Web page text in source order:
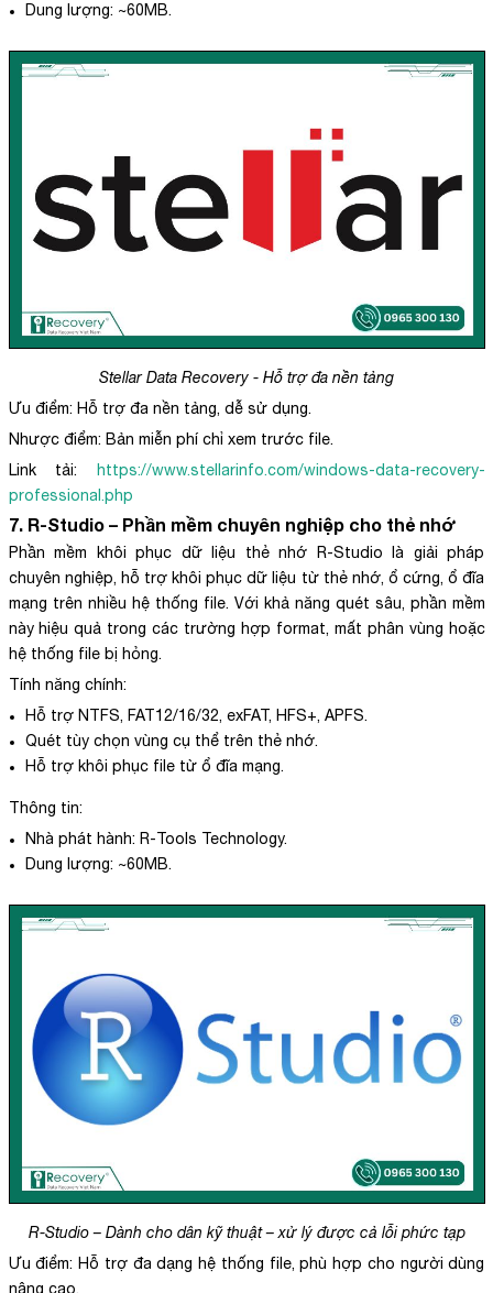
Dung lượng: ~60MB.
Stellar Data Recovery - Hỗ trợ đa nền tảng
Ưu điểm: Hỗ trợ đa nền tảng, dễ sử dụng.
Nhược điểm: Bản miễn phí chỉ xem trước file.
Link tải:
https://www.stellarinfo.com/windows-data-recovery-
professional.php
7. R-Studio – Phần mềm chuyên nghiệp cho thẻ nhớ
Phần mềm khôi phục dữ liệu thẻ nhớ R-Studio là giải pháp
chuyên nghiệp, hỗ trợ khôi phục dữ liệu từ thẻ nhớ, ổ cứng, ổ đĩa
mạng trên nhiều hệ thống file. Với khả năng quét sâu, phần mềm
này hiệu quả trong các trường hợp format, mất phân vùng hoặc
hệ thống file bị hỏng.
Tính năng chính:
Hỗ trợ NTFS, FAT12/16/32, exFAT, HFS+, APFS.
Quét tùy chọn vùng cụ thể trên thẻ nhớ.
Hỗ trợ khôi phục file từ ổ đĩa mạng.
Thông tin:
Nhà phát hành: R-Tools Technology.
Dung lượng: ~60MB.
R-Studio – Dành cho dân kỹ thuật – xử lý được cả lỗi phức tạp
Ưu điểm: Hỗ trợ đa dạng hệ thống file, phù hợp cho người dùng
nâng cao.